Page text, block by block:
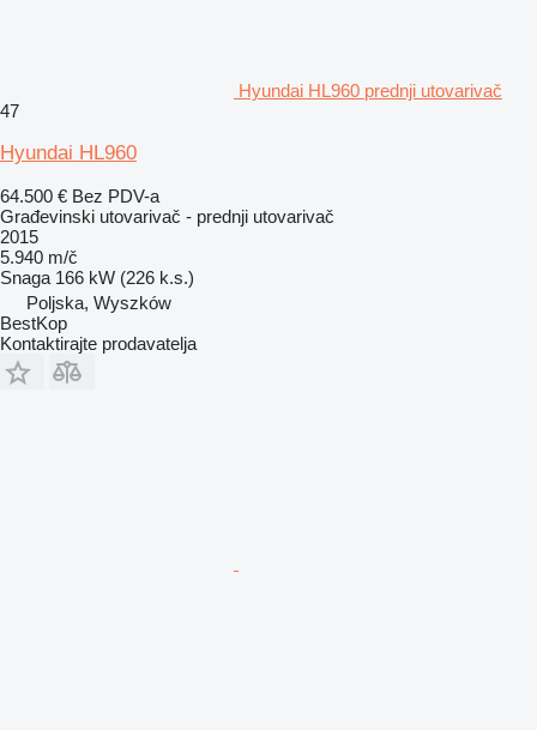
Hyundai HL960 prednji utovarivač
47
Hyundai HL960
64.500 € Bez PDV-a
Građevinski utovarivač - prednji utovarivač
2015
5.940 m/č
Snaga 166 kW (226 k.s.)
Poljska, Wyszków
BestKop
Kontaktirajte prodavatelja